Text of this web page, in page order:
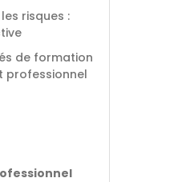
risques :
de formation
professionnel